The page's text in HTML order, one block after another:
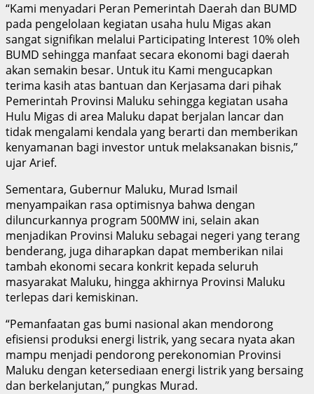
“Kami menyadari Peran Pemerintah Daerah dan BUMD
pada pengelolaan kegiatan usaha hulu Migas akan
sangat signifikan melalui Participating Interest 10% oleh
BUMD sehingga manfaat secara ekonomi bagi daerah
akan semakin besar. Untuk itu Kami mengucapkan
terima kasih atas bantuan dan Kerjasama dari pihak
Pemerintah Provinsi Maluku sehingga kegiatan usaha
Hulu Migas di area Maluku dapat berjalan lancar dan
tidak mengalami kendala yang berarti dan memberikan
kenyamanan bagi investor untuk melaksanakan bisnis,”
ujar Arief.
Sementara, Gubernur Maluku, Murad Ismail
menyampaikan rasa optimisnya bahwa dengan
diluncurkannya program 500MW ini, selain akan
menjadikan Provinsi Maluku sebagai negeri yang terang
benderang, juga diharapkan dapat memberikan nilai
tambah ekonomi secara konkrit kepada seluruh
masyarakat Maluku, hingga akhirnya Provinsi Maluku
terlepas dari kemiskinan.
“Pemanfaatan gas bumi nasional akan mendorong
efisiensi produksi energi listrik, yang secara nyata akan
mampu menjadi pendorong perekonomian Provinsi
Maluku dengan ketersediaan energi listrik yang bersaing
dan berkelanjutan,” pungkas Murad.